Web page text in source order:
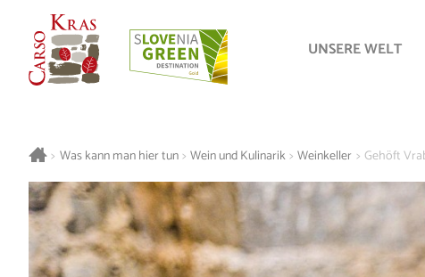
UNSERE WELT
> Was kann man hier tun > Wein und Kulinarik > Weinkeller > Gehöft